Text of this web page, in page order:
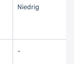
Niedrig
-